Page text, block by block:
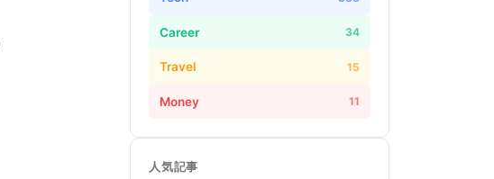
Career 34
Travel 15
Money 11
人気記事